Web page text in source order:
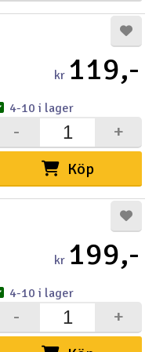
kr 119,-
Köp
+
-
4-10 i lager
kr 199,-
+
-
4-10 i lager